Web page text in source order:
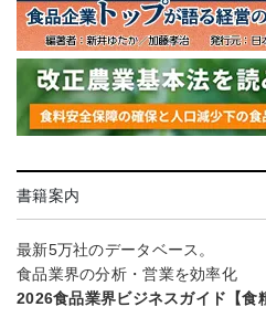
書籍案内
最新5万社のデータベース。
食品業界の分析・営業を効率化
2026食品業界ビジネスガイド【食